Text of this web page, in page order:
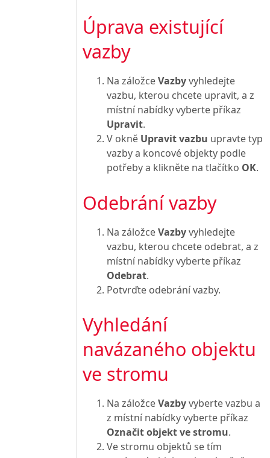
Úprava existující
vazby
Na záložceVazbyvyhledejte
vazbu, kterou chcete upravit, a z
místní nabídky vyberte příkaz
Upravit.
V okně Upravit vazbu upravte typ
vazby a koncové objekty podle
potřeby a klikněte na tlačítko OK.
Odebrání vazby
Na záložceVazbyvyhledejte
vazbu, kterou chcete odebrat, a z
místní nabídky vyberte příkaz
Odebrat.
Potvrďte odebrání vazby.
Vyhledání
navázaného objektu
ve stromu
Na záložceVazbyvyberte vazbu a
z místní nabídky vyberte příkaz
Označit objekt ve stromu.
Ve stromu objektů se tím